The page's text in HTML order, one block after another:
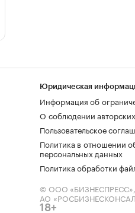
Юридическая
Информация об
О соблюдении
Пользовательское
Политика в отношении
персональных данных
Политика обработки
© ООО «БИЗНЕСПРЕСС»,
АО
18+